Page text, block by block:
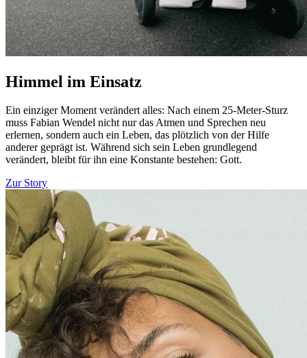
Himmel im Einsatz
Ein einziger Moment verändert alles: Nach einem 25-Meter-Sturz
muss Fabian Wendel nicht nur das Atmen und Sprechen neu
erlernen, sondern auch ein Leben, das plötzlich von der Hilfe
anderer geprägt ist. Während sich sein Leben grundlegend
verändert, bleibt für ihn eine Konstante bestehen: Gott.
Zur Story